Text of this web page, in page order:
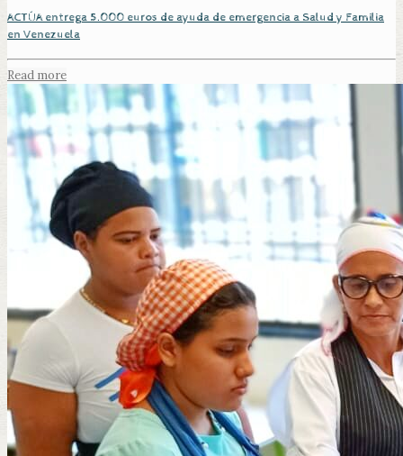
ACTÚA entrega 5.000 euros de ayuda de emergencia a Salud y Familia
en Venezuela
Read more